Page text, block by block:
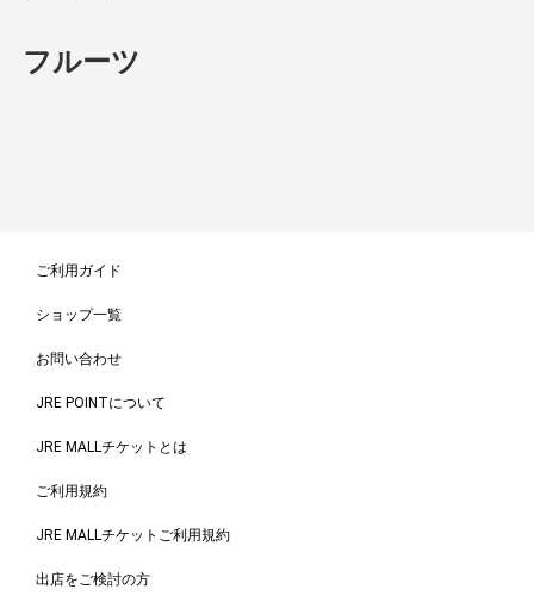
フルーツ
ご利用ガイド
ショップ一覧
お問い合わせ
JRE POINTについて
JRE MALLチケットとは
ご利用規約
JRE MALLチケットご利用規約
出店をご検討の方